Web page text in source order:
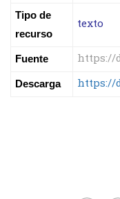
Tipo de
recurso
texto
Fuente https://
Descarga https://